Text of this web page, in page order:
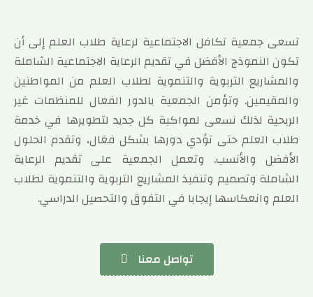
تسعى جمعية تكافل الاجتماعية لرعاية طلاب العلم إلى أن
تكون النموذج الأفضل في تقديم الرعاية الاجتماعية الشاملة
والمشاريع التربوية والتنموية لطلاب العلم من المواطنين
والمقيمين. وتؤمن الجمعية بالدور الفعال للمنظمات غير
الربحية لذلك نسعى لمواكبة كل جديد لتطويرها في خدمة
طلاب العلم حتى تؤدي دورها بشكل فعَال، وتقدم الحلول
الأفضل والأنسب. وتعمل الجمعية على تقديم الرعاية
الشاملة وتصميم وتنفيذ المشاريع التربوية والتنموية لطلاب
العلم وانعكاسها إيجابا في التفوق والتحصيل الدراسي.
تواصل معنا